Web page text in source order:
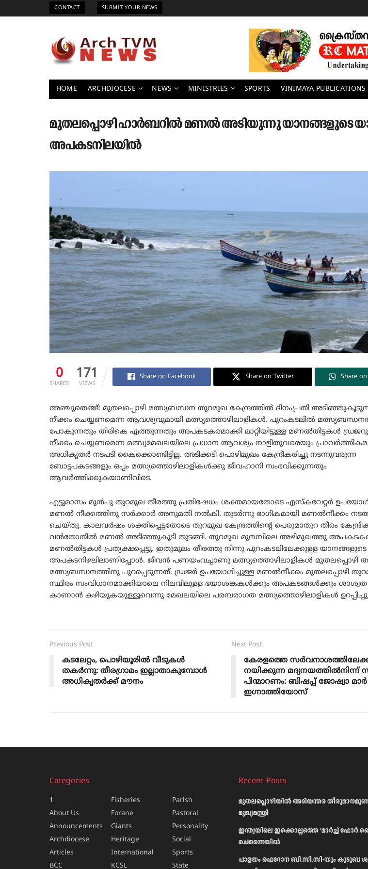
CONTACT SUBMIT YOUR NEWS
HOME ARCHDIOCESE NEWS MINISTRIES SPORTS VINIMAYA PUBLICATIONS
മുതലപ്പൊഴി ഹാർബറിൽ മണൽ അടിയുന്നു യാനങ്ങളുടെ
അപകടനിലയിൽ
0
SHARES
171
VIEWS
Share on Facebook Share on Twitter Share
അഞ്ചുതെങ്ങ്: മുതലപ്പൊഴി മത്സ്യബന്ധന തുറമുഖ കേന്ദ്രത്തിൽ ദിനംപ്രതി
നീക്കം ചെയ്യണമെന്ന ആവശ്യവുമായി മത്സ്യത്തൊഴിലാളികൾ. പുറംകടലിൽ
പോകുന്നതും തിരികെ എത്തുന്നതും അപകടകരമാക്കി മാറ്റിയിട്ടുള്ള മണൽതിട്ടകൾ
നീക്കം ചെയ്യണമെന്ന മത്സ്യമേഖലയിലെ പ്രധാന ആവശ്യം നാളിതുവരെയും
അധികൃതർ നടപടി കൈക്കൊണ്ടിട്ടില്ല. അടിക്കടി പൊഴിമുഖം കേന്ദ്രീകരിച്ചു നടന്നുവരുന്ന
ബോട്ടപകടങ്ങളും ഒപ്പം മത്സ്യത്തൊഴിലാളികൾക്കു ജീവഹാനി സംഭവിക്കുന്നതും
ആവർത്തിക്കുകയാണിവിടെ.
എട്ടുമാസം മുൻപു തുറമുഖ തീരത്തു പ്രതിഷേധം ശക്തമായതോടെ എസ്കവേറ്റർ
മണൽ നീക്കത്തിനു സർക്കാർ അനുമതി നൽകി. തുടർന്നു ഭാഗികമായി മണൽനീക്കം
ചെയ്തു. കാലവർഷം ശക്തിപ്പെട്ടതോടെ തുറമുഖ കേന്ദ്രത്തിന്റെ പെരുമാതുറ തീരം
വൻതോതിൽ മണൽ അടിഞ്ഞുകൂടി തുടങ്ങി. തുറമുഖ മുനമ്പിലെ അഴിമുഖത്തു
മണൽതിട്ടകൾ പ്രത്യക്ഷപ്പെട്ടു. ഇതുമൂലം തീരത്തു നിന്നു പുറംകടലിലേക്കുള്ള യാനങ്ങളുടെ
അപകടനിഴലിലാണിപ്പോൾ. ജീവൻ പണയംവച്ചാണു മത്സ്യത്തൊഴിലാളികൾ മുതലപ്പൊഴി
മത്സ്യബന്ധനത്തിനു പുറപ്പെടുന്നത്. ഡ്രജർ ഉപയോഗിച്ചുള്ള മണൽനീക്കം മുതലപ്പൊഴി
സ്ഥിരം സംവിധാനമാക്കിയാലെ നിലവിലുള്ള ഭയാശങ്കകൾക്കും അപകടങ്ങൾക്കും ശാശ്വത
കാണാൻ കഴിയുകയുള്ളൂവെന്നു മേഖലയിലെ പരമ്പരാഗത മത്സ്യത്തൊഴിലാളികൾ
Previous Post
കടലേറ്റം, പൊഴിയൂരിൽ വീടുകൾ
തകർന്നു: തീരഗ്രാമം ഇല്ലാതാകുമ്പോൾ
അധികൃതർക്ക് മൗനം
Next Post
കേരളത്തെ
നയിക്കുന്ന മദ്യനയത്തിൽനിന്ന്
പിന്മാറണം: ബിഷപ്പ് ജോഷ്വാ മാർ
ഇഗ്നാത്തിയോസ്
Categories
1
About Us
Announcements
Archdiocese
Articles
BCC
Fisheries
Forane
Giants
Heritage
International
KCSL
Parish
Pastoral
Personality
Social
Sports
State
Recent Posts
മുതലപ്പൊഴിയിൽ അടിയന്തര
മുഖ്യമന്ത്രി
ഇന്ത്യയിലെ ഇക്കൊല്ലത്തെ ‘മാർച്ച് ഫോർ
ചെന്നൈയിൽ
പാളയം ഫെറോന ബി.സി.സി-യും കുടുബ